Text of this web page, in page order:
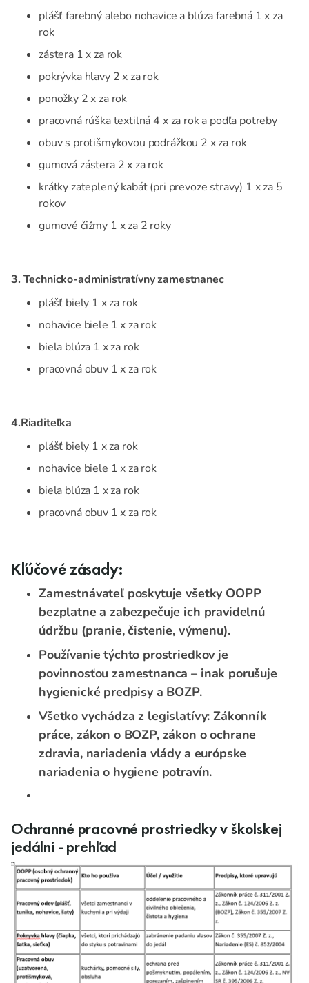
plášť farebný alebo nohavice a blúza farebná 1 x za
rok
zástera 1 x za rok
pokrývka hlavy 2 x za rok
ponožky 2 x za rok
pracovná rúška textilná 4 x za rok a podľa potreby
obuv s protišmykovou podrážkou 2 x za rok
gumová zástera 2 x za rok
krátky zateplený kabát (pri prevoze stravy) 1 x za 5
rokov
gumové čižmy 1 x za 2 roky
3. Technicko-administratívny zamestnanec
plášť biely 1 x za rok
nohavice biele 1 x za rok
biela blúza 1 x za rok
pracovná obuv 1 x za rok
4.Riaditeľka
plášť biely 1 x za rok
nohavice biele 1 x za rok
biela blúza 1 x za rok
pracovná obuv 1 x za rok
Kľúčové zásady:
Zamestnávateľ poskytuje všetky OOPP
bezplatne a zabezpečuje ich pravidelnú
údržbu (pranie, čistenie, výmenu).
Používanie týchto prostriedkov je
povinnosťou zamestnanca – inak porušuje
hygienické predpisy a BOZP.
Všetko vychádza z legislatívy: Zákonník
práce, zákon o BOZP, zákon o ochrane
zdravia, nariadenia vlády a európske
nariadenia o hygiene potravín.
Ochranné pracovné prostriedky v školskej
jedálni - prehľad